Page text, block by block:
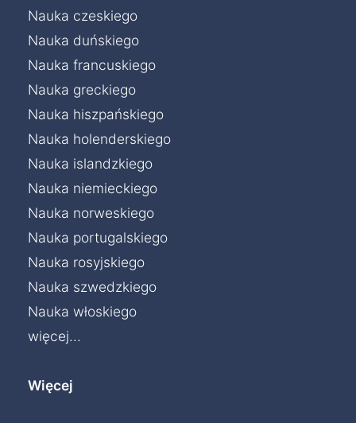
Nauka czeskiego
Nauka duńskiego
Nauka francuskiego
Nauka greckiego
Nauka hiszpańskiego
Nauka holenderskiego
Nauka islandzkiego
Nauka niemieckiego
Nauka norweskiego
Nauka portugalskiego
Nauka rosyjskiego
Nauka szwedzkiego
Nauka włoskiego
więcej...
Więcej